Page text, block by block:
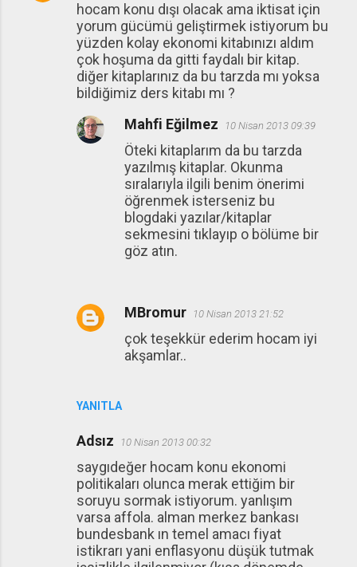
hocam konu dışı olacak ama iktisat için
yorum gücümü geliştirmek istiyorum bu
yüzden kolay ekonomi kitabınızı aldım
çok hoşuma da gitti faydalı bir kitap.
diğer kitaplarınız da bu tarzda mı yoksa
bildiğimiz ders kitabı mı ?
YANITLA
Mahfi Eğilmez 10 Nisan 2013 09:39
Öteki kitaplarım da bu tarzda
yazılmış kitaplar. Okunma
sıralarıyla ilgili benim önerimi
öğrenmek isterseniz bu
blogdaki yazılar/kitaplar
sekmesini tıklayıp o bölüme bir
göz atın.
MBromur 10 Nisan 2013 21:52
çok teşekkür ederim hocam iyi
akşamlar..
Adsız 10 Nisan 2013 00:32
saygıdeğer hocam konu ekonomi
politikaları olunca merak ettiğim bir
soruyu sormak istiyorum. yanlışım
varsa affola. alman merkez bankası
bundesbank ın temel amacı fiyat
istikrarı yani enflasyonu düşük tutmak